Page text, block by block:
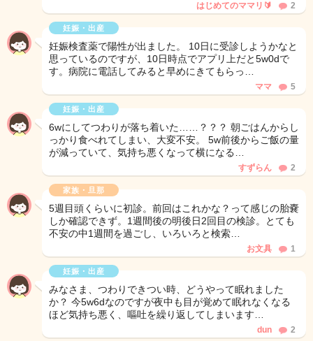
はじめてのママリ🔰 2
妊娠・出産
妊娠検査薬で陽性が出ました。 10日に受診しようかなと
思っているのですが、10日時点でアプリ上だと5w0dで
す。病院に電話してみると早めにきてもらっ…
ママ 5
妊娠・出産
6wにしてつわりが落ち着いた……？？？ 朝ごはんからし
っかり食べれてしまい、大変不安。 5w前後からご飯の量
が減っていて、気持ち悪くなって横になる…
すずらん 2
家族・旦那
5週目頭くらいに初診。前回はこれかな？って感じの胎嚢
しか確認できず。1週間後の明後日2回目の検診。とても
不安の中1週間を過ごし、いろいろと検索…
お文具 1
妊娠・出産
みなさま、つわりできつい時、どうやって眠れました
か？ 今5w6dなのですが夜中も目が覚めて眠れなくなる
ほど気持ち悪く、嘔吐を繰り返してしまいます…
dun 2